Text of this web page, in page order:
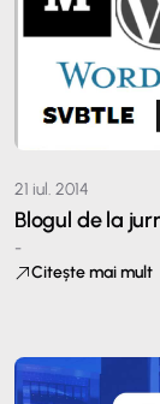
21 iul. 2014
Blogul de la
-
Citește mai mult